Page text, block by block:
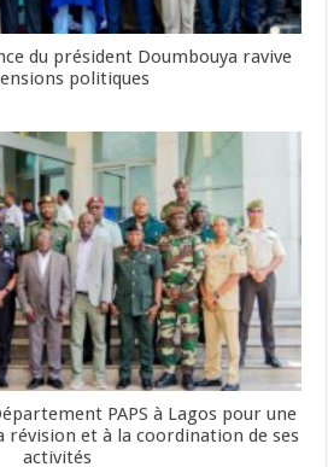
du président Doumbouya ravive
politiques
PAPS à Lagos pour une
révision et à la coordination de ses
activités